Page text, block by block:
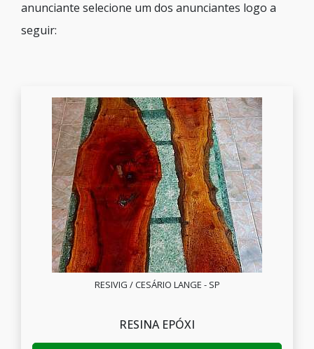
anunciante selecione um dos anunciantes logo a
seguir:
RESIVIG / CESÁRIO LANGE - SP
RESINA EPÓXI